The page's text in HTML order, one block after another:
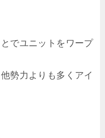
でユニットをワープ
勢力よりも多くアイ